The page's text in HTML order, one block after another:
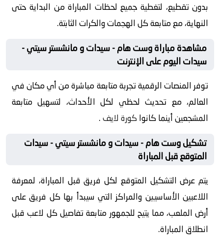
بدون تقطيع، لتغطية جميع لحظات المباراة من البداية حتى
النهاية، مع متابعة كل الهجمات والكرات الثابتة.
مشاهدة مباراة وست هام - سيدات و مانشستر سيتي -
سيدات اليوم على الإنترنت
توفر المنصات الرقمية تجربة متابعة مباشرة من أي مكان في
العالم، مع تحديث لحظي لكل الأحداث، لتسهيل متابعة
المشجعين أينما كانواكورة لايف.
تشكيل وست هام - سيدات و مانشستر سيتي - سيدات
المتوقع قبل المباراة
يتم عرض التشكيل المتوقع لكل فريق قبل المباراة، لمعرفة
اللاعبين الأساسيين والمراكز التي سيبدأ بها كل فريق على
أرض الملعب، مما يتيح للجمهور متابعة تفاصيل كل لاعب قبل
انطلاق المباراة.